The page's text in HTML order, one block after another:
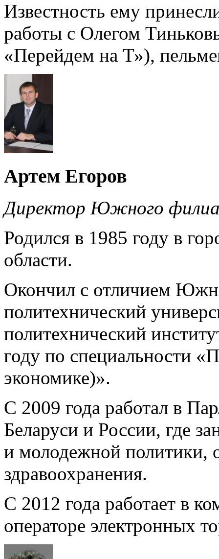
Известность ему
работы с Олегом
«Перейдем на Т»),
Артем Егоров
Директор Южного
Родился в 1985 году в
области.
Окончил с отличием
политехнический
политехнический
году по специальности
экономике)».
С 2009 года работал в
Беларуси и России, где
и молодежной политики,
здравоохранения.
С 2012 года работает в
операторе электронных